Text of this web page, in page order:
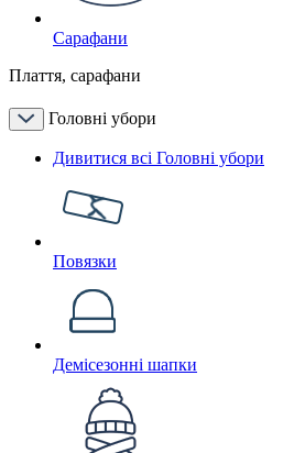
Сарафани
Плаття, сарафани
Головні убори
Дивитися всі Головні убори
Повязки
Демісезонні шапки